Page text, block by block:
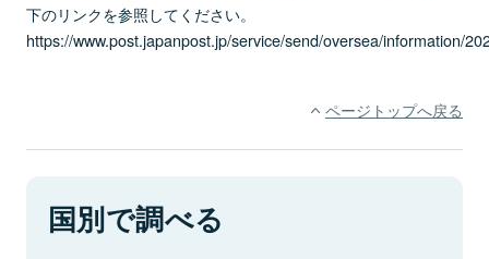
下のリンクを参照してください。
https://www.post.japanpost.jp/service/send/oversea/information/
ページトップへ戻る
国別で調べる